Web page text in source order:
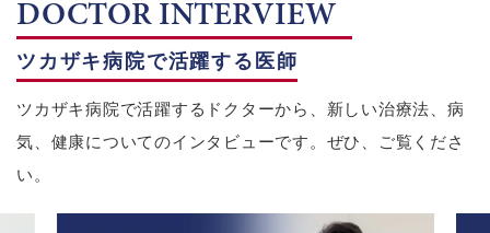
DOCTOR INTERVIEW
ツカザキ病院で活躍する医師
ツカザキ病院で活躍するドクターから、新しい治療法、病
気、健康についてのインタビューです。ぜひ、ご覧くださ
い。